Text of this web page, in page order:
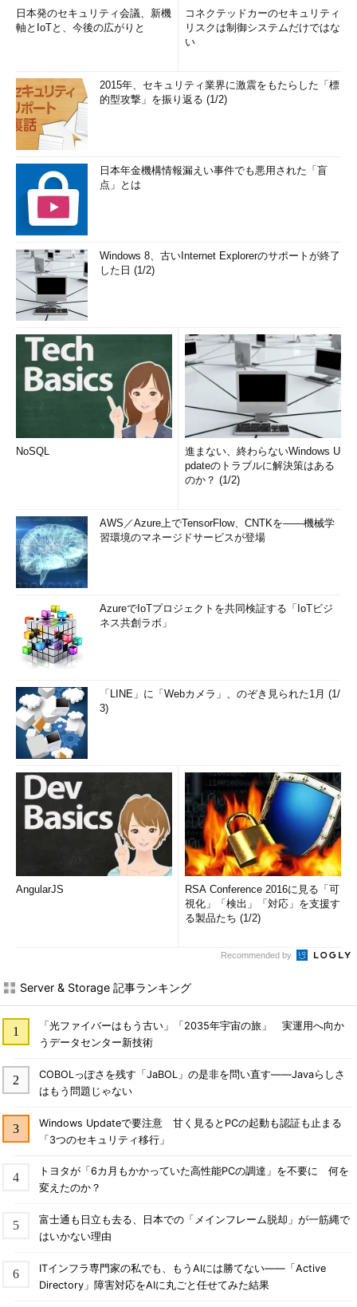
日本発のセキュリティ会議、新機
軸とIoTと、今後の広がりと
コネクテッドカーのセキュリティ
リスクは制御システムだけではな
い
2015年、セキュリティ業界に激震をもたらした「標
的型攻撃」を振り返る (1/2)
日本年金機構情報漏えい事件でも悪用された「盲
点」とは
Windows 8、古いInternet Explorerのサポートが終了
した日 (1/2)
NoSQL
進まない、終わらないWindows U
pdateのトラブルに解決策はある
のか？ (1/2)
AWS／Azure上でTensorFlow、CNTKを――機械学
習環境のマネージドサービスが登場
AzureでIoTプロジェクトを共同検証する「IoTビジ
ネス共創ラボ」
「LINE」に「Webカメラ」、のぞき見られた1月 (1/
3)
AngularJS
RSA Conference 2016に見る「可
視化」「検出」「対応」を支援す
る製品たち (1/2)
Recommended by
Server & Storage 記事ランキング
「光ファイバーはもう古い」「2035年宇宙の旅」 実運用へ向か
うデータセンター新技術
COBOLっぽさを残す「JaBOL」の是非を問い直す――Javaらしさ
はもう問題じゃない
Windows Updateで要注意 甘く見るとPCの起動も認証も止まる
「3つのセキュリティ移行」
トヨタが「6カ月もかかっていた高性能PCの調達」を不要に 何を
変えたのか？
富士通も日立も去る、日本での「メインフレーム脱却」が一筋縄で
はいかない理由
ITインフラ専門家の私でも、もうAIには勝てない――「Active
Directory」障害対応をAIに丸ごと任せてみた結果